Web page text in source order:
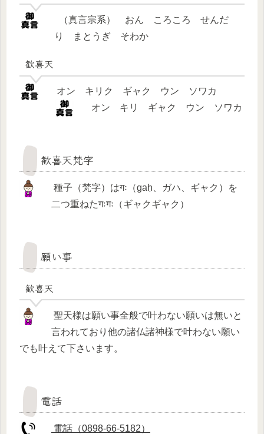
（真言宗系） おん ころころ せんだ
り まとうぎ そわか
歓喜天
オン キリク ギャク ウン ソワカ
オン キリ ギャク ウン ソワカ
歓喜天梵字
種子（梵字）はगः（gaḥ、ガハ、ギャク）を
二つ重ねたगःगः（ギャクギャク）
願い事
歓喜天
聖天様は願い事全般で叶わない願いは無いと
言われており他の諸仏諸神様で叶わない願い
でも叶えて下さいます。
電話
電話（0898-66-5182）